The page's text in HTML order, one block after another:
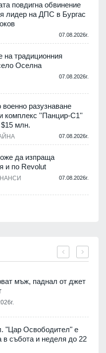
повдигна обвинение
лидер на ДПС в Бургас
07.08.2026г.
на традиционния
Оселна
07.08.2026г.
военно разузнаване
комплекс ''Панцир-С1''
$15 млн.
07.08.2026г.
да изпраща
и по Revolut
07.08.2026г.
мъж, паднал от джет
"Цар Освободител" е
в събота и неделя до 22